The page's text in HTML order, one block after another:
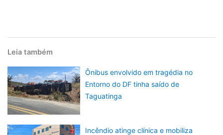
Leia também
Ônibus envolvido em tragédia no
Entorno do DF tinha saído de
Taguatinga
Incêndio atinge clínica e mobiliza